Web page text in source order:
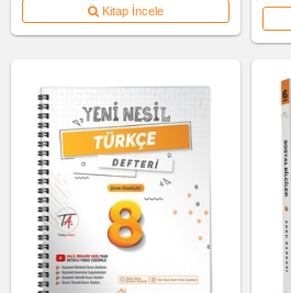
Kitap İncele